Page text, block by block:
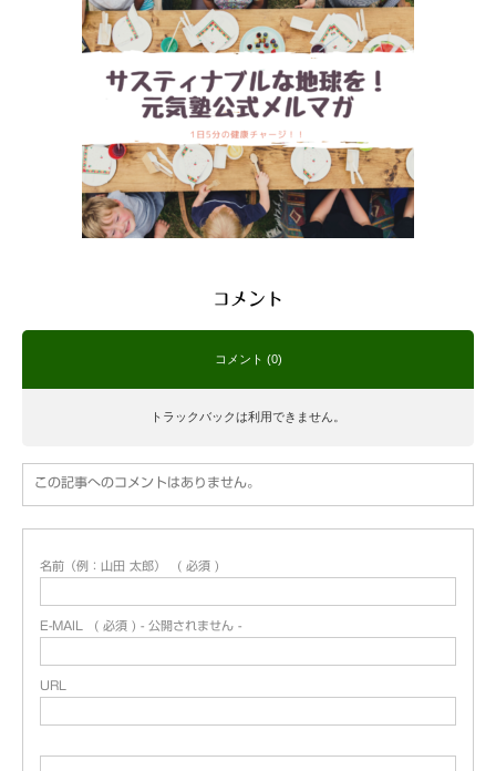
コメント
コメント (0)
トラックバックは利用できません。
この記事へのコメントはありません。
名前（例：山田 太郎） ( 必須 )
E-MAIL ( 必須 ) - 公開されません -
URL